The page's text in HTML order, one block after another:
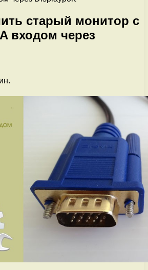
старый монитор с
входом через